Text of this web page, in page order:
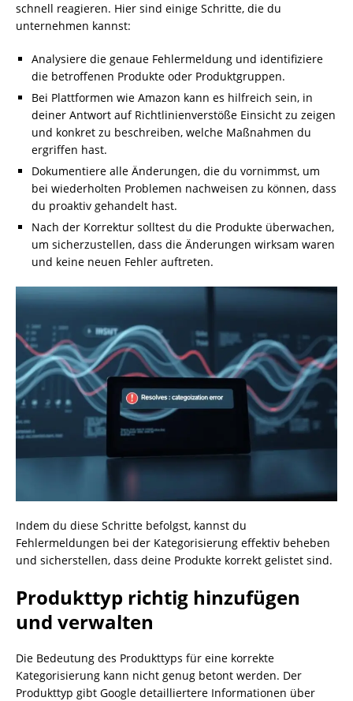
schnell reagieren. Hier sind einige Schritte, die du
unternehmen kannst:
Analysiere die genaue Fehlermeldung und identifiziere
die betroffenen Produkte oder Produktgruppen.
Bei Plattformen wie Amazon kann es hilfreich sein, in
deiner Antwort auf Richtlinienverstöße Einsicht zu zeigen
und konkret zu beschreiben, welche Maßnahmen du
ergriffen hast.
Dokumentiere alle Änderungen, die du vornimmst, um
bei wiederholten Problemen nachweisen zu können, dass
du proaktiv gehandelt hast.
Nach der Korrektur solltest du die Produkte überwachen,
um sicherzustellen, dass die Änderungen wirksam waren
und keine neuen Fehler auftreten.
Indem du diese Schritte befolgst, kannst du
Fehlermeldungen bei der Kategorisierung effektiv beheben
und sicherstellen, dass deine Produkte korrekt gelistet sind.
Produkttyp richtig hinzufügen
und verwalten
Die Bedeutung des Produkttyps für eine korrekte
Kategorisierung kann nicht genug betont werden. Der
Produkttyp gibt Google detailliertere Informationen über